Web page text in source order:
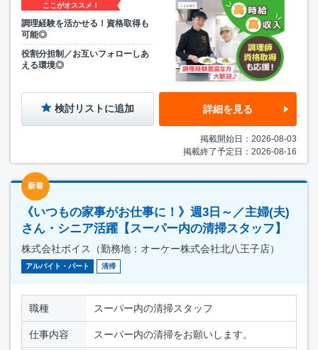
ここがオススメ！
調理経験を活かせる！資格取得も
可能◎
役割分担制／お互いフォローしあ
える環境◎
検討リストに追加 詳細を見る
掲載開始日：2026-08-03
掲載終了予定日：2026-08-16
新着
《いつもの家事がお仕事に！》週3日～／主婦(夫)
さん・シニア活躍【スーパー内の清掃スタッフ】
株式会社ボイス（勤務地：オーケー株式会社北八王子店）
アルバイト・パート 清掃
職種 スーパー内の清掃スタッフ
仕事内容 スーパー内の清掃をお願いします。